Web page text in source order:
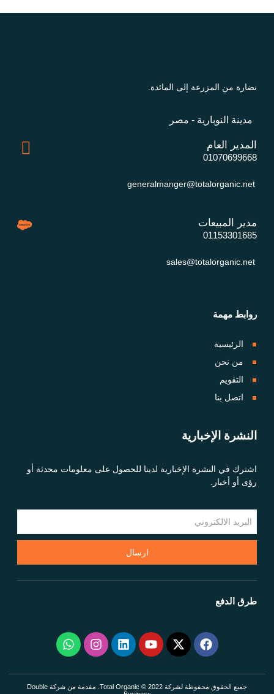
نضارة من المزرعة إلى المائدة.
مدينة النوبارية - مصر
المدير العام
01070699668
generalmanger@totalorganic.net
مدير المبيعات
01153301685
sales@totalorganic.net
روابط مهمة
الرئيسية
من نحن
التقويم
اتصل بنا
النشرة الإخبارية
اشترك في النشرة الإخبارية لدينا للحصول على معلومات محدثة أو
رؤى أو أخبار.
ارسال
طرق الدفع
جميع الحقوق محفوظة لشركة Total Organic © 2022. مقدمة من شركة Double